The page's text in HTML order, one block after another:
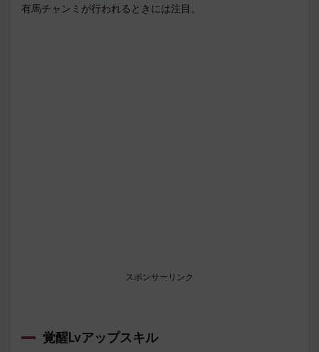
有馬チャンミが行われるときには注目。
スポンサーリンク
覚醒Lvアップスキル